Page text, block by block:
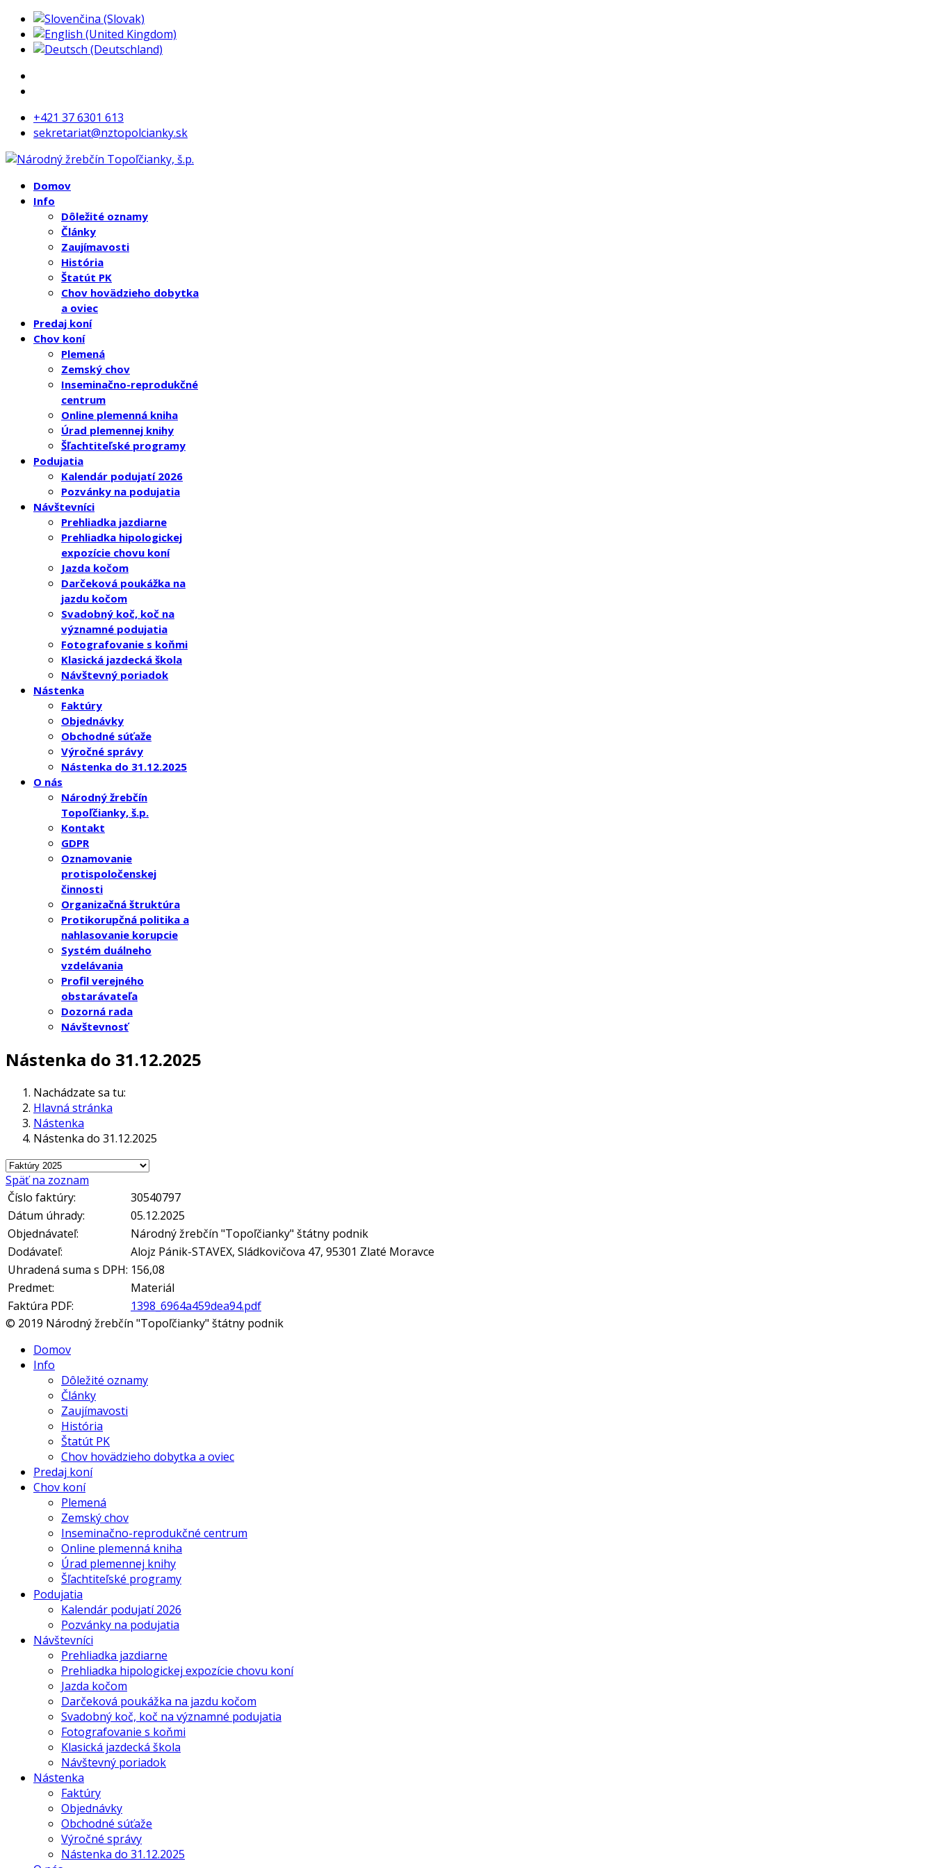
+421 37 6301 613
sekretariat@nztopolcianky.sk
Domov
Info
Dôležité oznamy
Články
Zaujímavosti
História
Štatút PK
Chov hovädzieho dobytka
a oviec
Predaj koní
Chov koní
Plemená
Zemský chov
Inseminačno-reprodukčné
centrum
Online plemenná kniha
Úrad plemennej knihy
Šľachtiteľské programy
Podujatia
Kalendár podujatí 2026
Pozvánky na podujatia
Návštevníci
Prehliadka jazdiarne
Prehliadka hipologickej
expozície chovu koní
Jazda kočom
Darčeková poukážka na
jazdu kočom
Svadobný koč, koč na
významné podujatia
Fotografovanie s koňmi
Klasická jazdecká škola
Návštevný poriadok
Nástenka
Faktúry
Objednávky
Obchodné súťaže
Výročné správy
Nástenka do 31.12.2025
O nás
Národný žrebčín
Topoľčianky, š.p.
Kontakt
GDPR
Oznamovanie
protispoločenskej
činnosti
Organizačná štruktúra
Protikorupčná politika a
nahlasovanie korupcie
Systém duálneho
vzdelávania
Profil verejného
obstarávateľa
Dozorná rada
Návštevnosť
Nástenka do 31.12.2025
Nachádzate sa tu:
Hlavná stránka
Nástenka
Nástenka do 31.12.2025
Späť na zoznam
Číslo faktúry:
30540797
Dátum úhrady:
05.12.2025
Objednávateľ:
Národný žrebčín "Topoľčianky" štátny podnik
Dodávateľ:
Alojz Pánik-STAVEX, Sládkovičova 47, 95301 Zlaté Moravce
Uhradená suma s DPH: 156,08
Predmet:
Materiál
Faktúra PDF:
1398_6964a459dea94.pdf
© 2019 Národný žrebčín "Topoľčianky" štátny podnik
Domov
Info
Dôležité oznamy
Články
Zaujímavosti
História
Štatút PK
Chov hovädzieho dobytka a oviec
Predaj koní
Chov koní
Plemená
Zemský chov
Inseminačno-reprodukčné centrum
Online plemenná kniha
Úrad plemennej knihy
Šľachtiteľské programy
Podujatia
Kalendár podujatí 2026
Pozvánky na podujatia
Návštevníci
Prehliadka jazdiarne
Prehliadka hipologickej expozície chovu koní
Jazda kočom
Darčeková poukážka na jazdu kočom
Svadobný koč, koč na významné podujatia
Fotografovanie s koňmi
Klasická jazdecká škola
Návštevný poriadok
Nástenka
Faktúry
Objednávky
Obchodné súťaže
Výročné správy
Nástenka do 31.12.2025